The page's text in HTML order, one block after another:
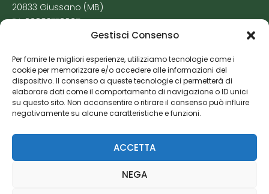
Gestisci Consenso
Per fornire le migliori esperienze, utilizziamo tecnologie come i
cookie per memorizzare e/o accedere alle informazioni del
dispositivo. Il consenso a queste tecnologie ci permetterà di
elaborare dati come il comportamento di navigazione o ID unici
su questo sito. Non acconsentire o ritirare il consenso può influire
negativamente su alcune caratteristiche e funzioni.
ACCETTA
NEGA
20833 Giussano (MB)
P.I. 06982770965
Cookie Policy
Risorse Aggiuntive